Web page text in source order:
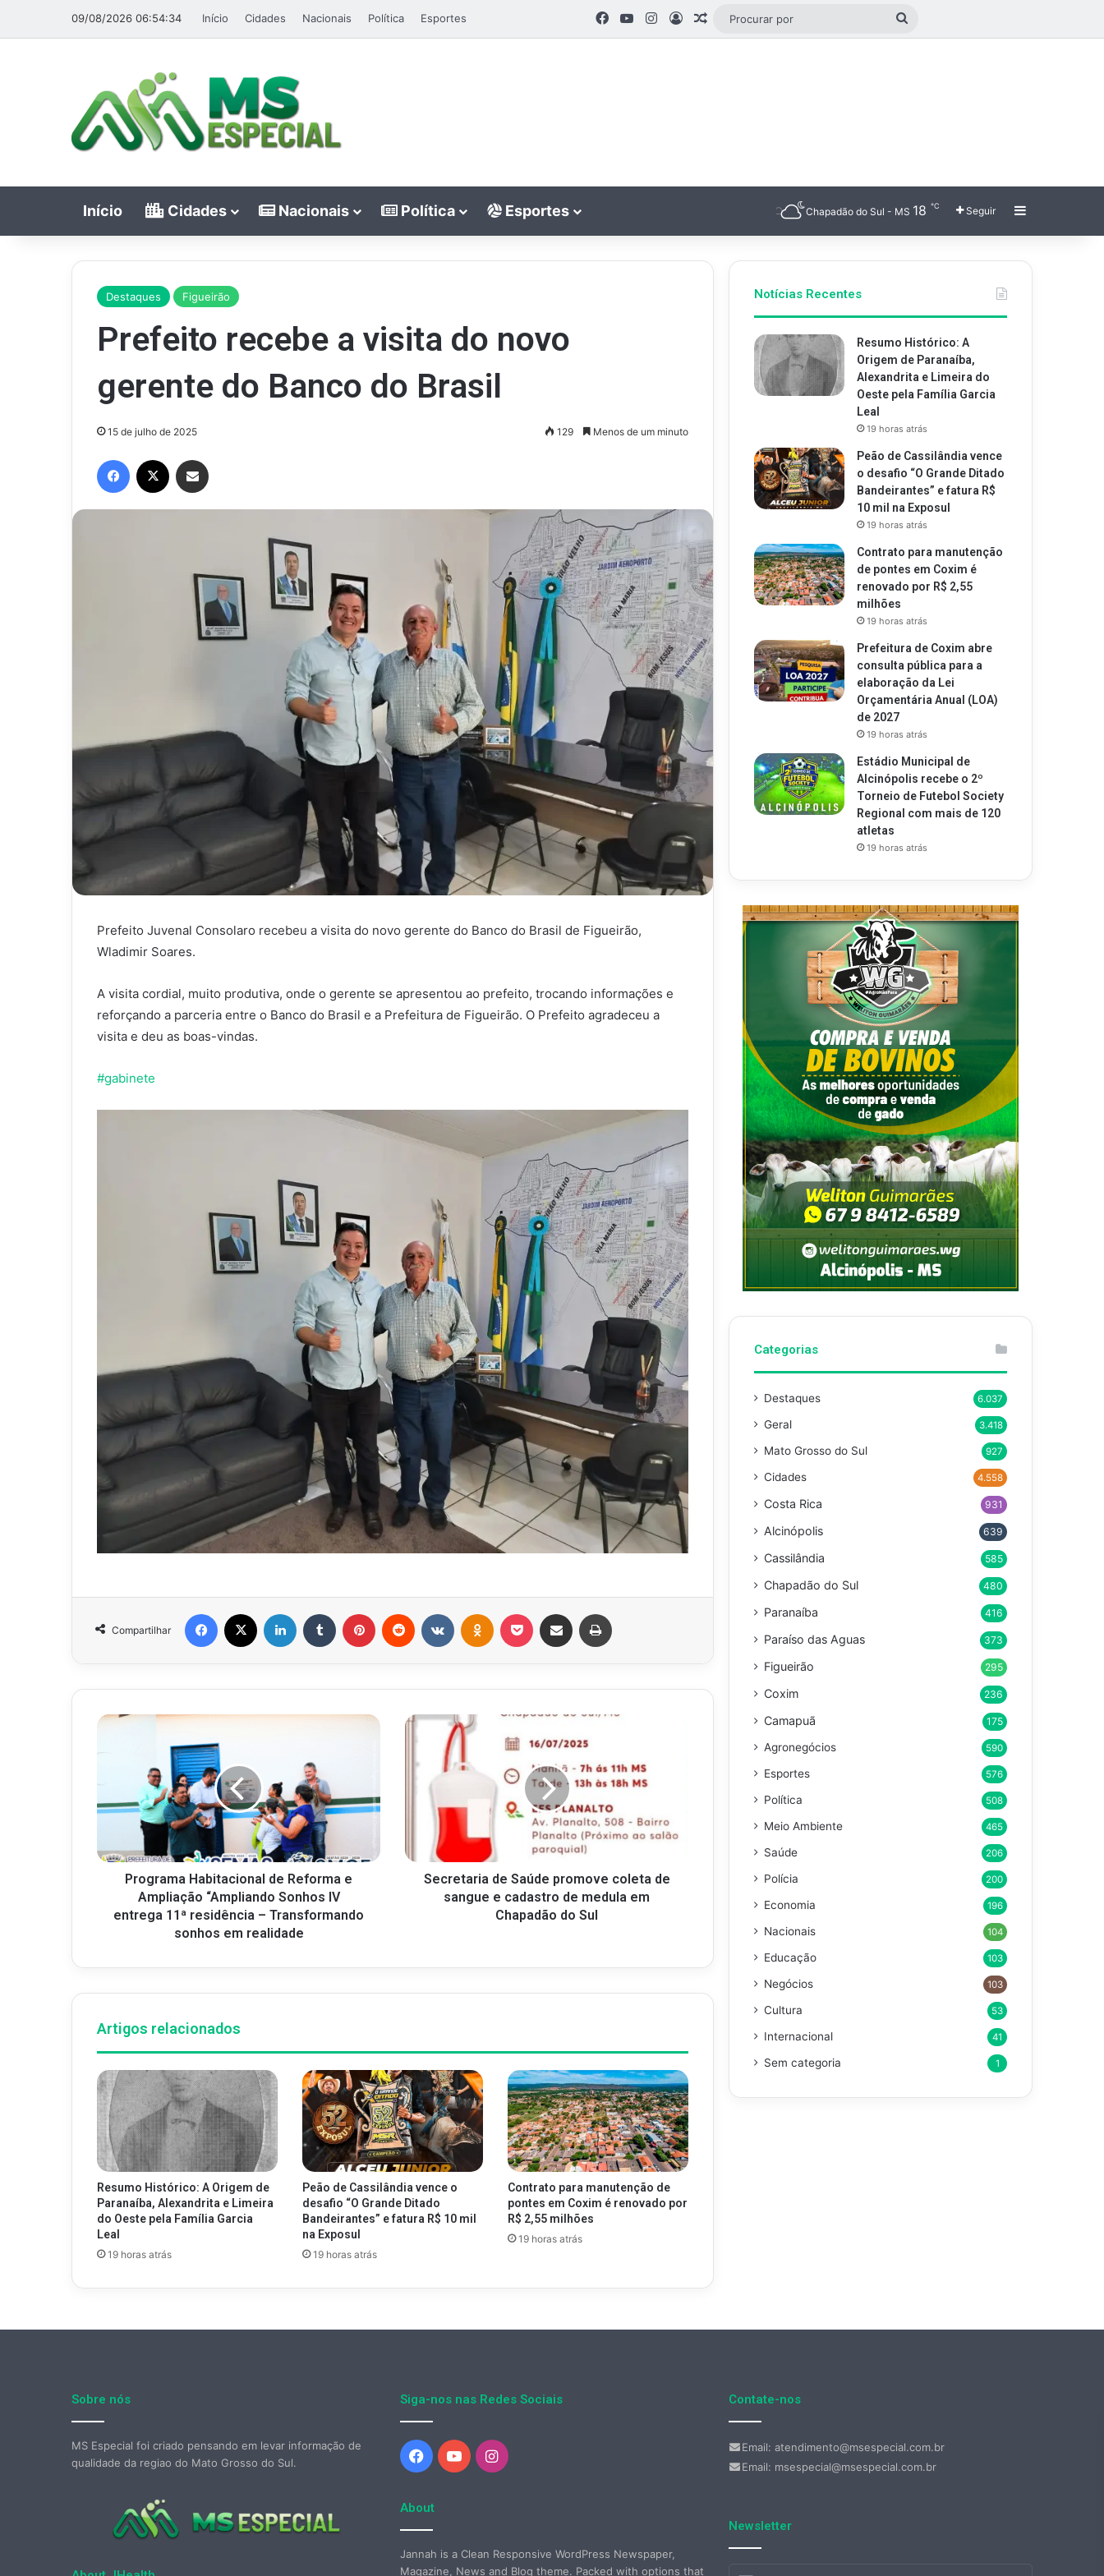
09/08/2026 06:54:34 Início Cidades Nacionais Política Esportes Facebook
YouTubeInstagram
EntrarArtigo aleatório
Procurar
Início Cidades Nacionais Política Esportes Chapadão do Sul - MS 18 ℃ Seguir Barra Lateral
Destaques Figueirão
Prefeito recebe a visita do novo
gerente do Banco do Brasil
15 de julho de 2025 129 Menos de um minuto
Facebook
Prefeito Juvenal Consolaro recebeu a visita do novo gerente do Banco do Brasil de Figueirão,
Wladimir Soares.
A visita cordial, muito produtiva, onde o gerente se apresentou ao prefeito, trocando informações e
reforçando a parceria entre o Banco do Brasil e a Prefeitura de Figueirão. O Prefeito agradeceu a
visita e deu as boas-vindas.
#gabinete
Compartilhar
Facebook Linkedin Tumblr Pinterest Reddit Pocket Compartilhar via e-mail
Programa Habitacional de Reforma e
Ampliação “Ampliando Sonhos IV
entrega 11ª residência – Transformando
sonhos em realidade
Secretaria de Saúde promove coleta de
sangue e cadastro de medula em
Chapadão do Sul
Artigos relacionados
Resumo Histórico: A Origem de
Paranaíba, Alexandrita e Limeira
do Oeste pela Família Garcia
Leal
19 horas atrás
Peão de Cassilândia vence o
desafio “O Grande Ditado
Bandeirantes” e fatura R$ 10 mil
na Exposul
19 horas atrás
Contrato para manutenção de
pontes em Coxim é renovado por
R$ 2,55 milhões
19 horas atrás
Notícias Recentes
Resumo Histórico: A
Origem de Paranaíba,
Alexandrita e Limeira do
Oeste pela Família Garcia
Leal
19 horas atrás
Peão de Cassilândia vence
o desafio “O Grande Ditado
Bandeirantes” e fatura R$
10 mil na Exposul
19 horas atrás
Contrato para manutenção
de pontes em Coxim é
renovado por R$ 2,55
milhões
19 horas atrás
Prefeitura de Coxim abre
consulta pública para a
elaboração da Lei
Orçamentária Anual (LOA)
de 2027
19 horas atrás
Estádio Municipal de
Alcinópolis recebe o 2º
Torneio de Futebol Society
Regional com mais de 120
atletas
19 horas atrás
Categorias
Destaques 6.037
Geral 3.418
Mato Grosso do Sul 927
Cidades 4.558
Costa Rica 931
Alcinópolis 639
Cassilândia 585
Chapadão do Sul 480
Paranaíba 416
Paraíso das Aguas 373
Figueirão 295
Coxim 236
Camapuã 175
Agronegócios 590
Esportes 576
Política 508
Meio Ambiente 465
Saúde 206
Polícia 200
Economia 196
Nacionais 104
Educação 103
Negócios 103
Cultura 53
Internacional 41
Sem categoria 1
Sobre nós
MS Especial foi criado pensando em levar informação de
qualidade da regiao do Mato Grosso do Sul.
Siga-nos nas Redes Sociais
Facebook
YouTubeInstagram
About
Jannah is a Clean Responsive WordPress Newspaper,
Magazine, News and Blog theme. Packed with options that
Contate-nos
Email: atendimento@msespecial.com.br
Email: msespecial@msespecial.com.br
Newsletter